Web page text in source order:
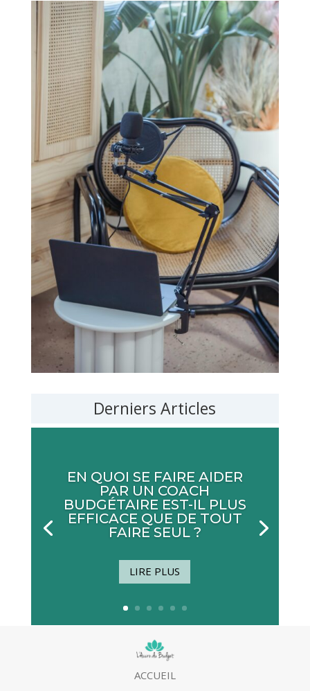
Derniers Articles
EN QUOI SE FAIRE AIDER
PAR UN COACH
BUDGÉTAIRE EST-IL PLUS
EFFICACE QUE DE TOUT
FAIRE SEUL ?
LIRE PLUS
ACCUEIL